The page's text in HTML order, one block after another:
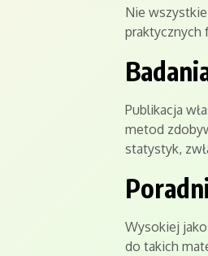
Nie
praktycznych
Publikacja
metod
statystyk,
Wysokiej
do takich